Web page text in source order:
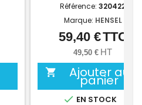
Référence: 320422
Marque: HENSEL
Prix
59,40 €TTC
49,50 € HT
 Ajouter au
panier
 EN STOCK